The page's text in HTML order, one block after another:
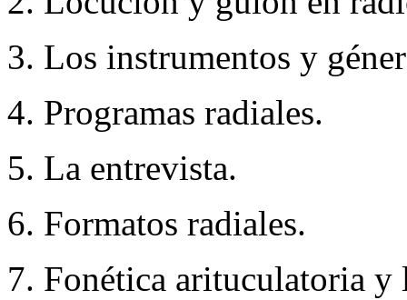
3. Los instrumentos y
4. Programas radiales.
5. La entrevista.
6. Formatos radiales.
7. Fonética arituculatoria